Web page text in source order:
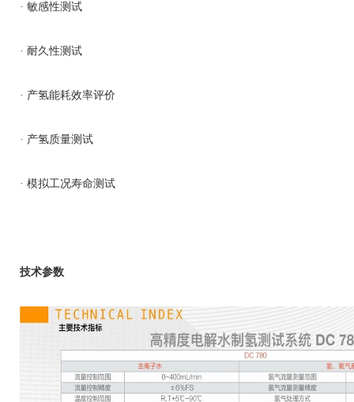
· 敏感性测试
· 耐久性测试
· 产氢能耗效率评价
· 产氢质量测试
· 模拟工况寿命测试
技术参数